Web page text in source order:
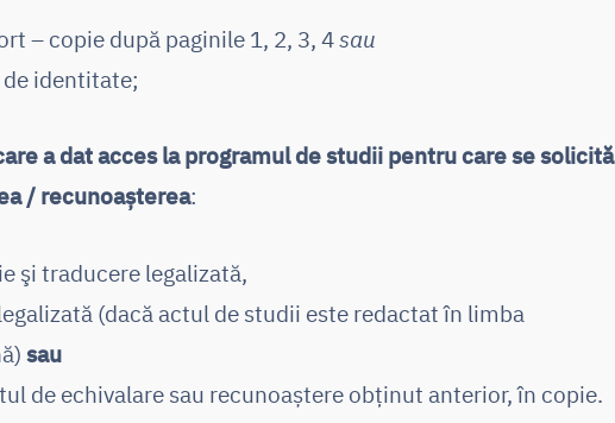
– copie după paginile 1, 2, 3, 4sau
identitate;
a dat acces la programul de studii pentru care se solicită
/ recunoașterea:
şi traducere legalizată,
(dacă actul de studii este redactat în limba
sau
de echivalare sau recunoaștere obținut anterior, în copie.